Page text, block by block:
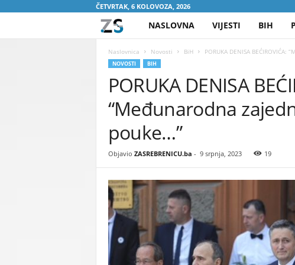
ČETVRTAK, 6 KOLOVOZA, 2026
A
S
E
B
R
N
I
NASLOVNA VIJESTI BIH
Naslovnica Novosti BiH PORUKA DENISA
NOVOSTI BIH
PORUKA DENISA
“Međunarodna
pouke…”
Objavio ZASREBRENICU.ba - 9 srpnja, 2023 19